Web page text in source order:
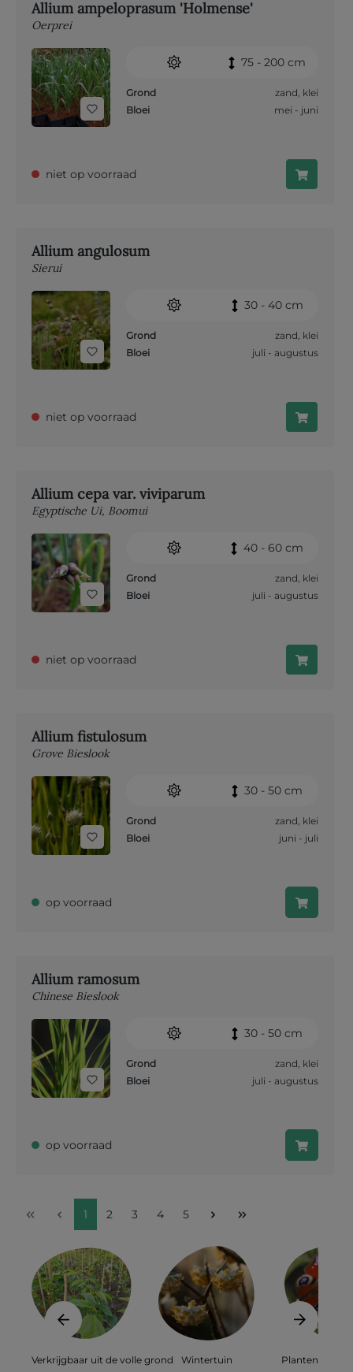
Allium ampeloprasum 'Holmense'
Oerprei
75 - 200 cm
Grond zand, klei
Bloei
mei - juni
niet op voorraad
Allium angulosum
Sierui
30 - 40 cm
Grond zand, klei
Bloei
juli - augustus
niet op voorraad
Allium cepa var. viviparum
Egyptische Ui, Boomui
40 - 60 cm
Grond zand, klei
Bloei
juli - augustus
niet op voorraad
Allium fistulosum
Grove Bieslook
30 - 50 cm
Grond zand, klei
Bloei
juni - juli
op voorraad
Allium ramosum
Chinese Bieslook
30 - 50 cm
Grond zand, klei
Bloei
juli - augustus
op voorraad
1 2 3 4 5
Verkrijgbaar uit de volle grond Wintertuin Planten voor